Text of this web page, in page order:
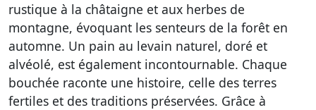
rustique à la châtaigne et aux herbes de
montagne, évoquant les senteurs de la forêt en
automne. Un pain au levain naturel, doré et
alvéolé, est également incontournable. Chaque
bouchée raconte une histoire, celle des terres
fertiles et des traditions préservées. Grâce à